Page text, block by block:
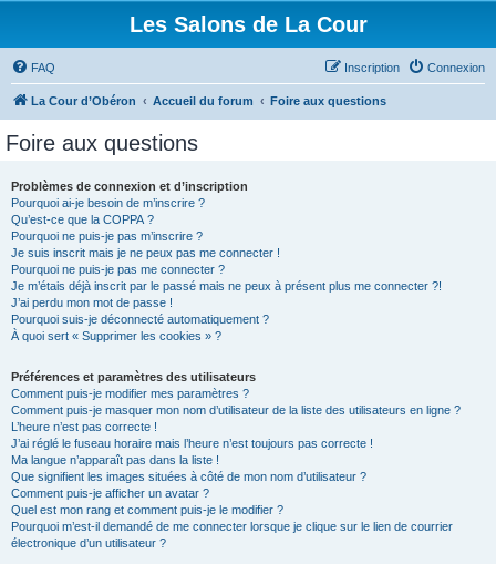
Les Salons de La Cour
FAQ Connexion
Inscription
La Cour d’Obéron Accueil du forum Foire aux questions
Foire aux questions
Problèmes de connexion et d’inscription
Pourquoi ai-je besoin de m’inscrire ?
Qu’est-ce que la COPPA ?
Pourquoi ne puis-je pas m’inscrire ?
Je suis inscrit mais je ne peux pas me connecter !
Pourquoi ne puis-je pas me connecter ?
Je m’étais déjà inscrit par le passé mais ne peux à présent plus me connecter ?!
J’ai perdu mon mot de passe !
Pourquoi suis-je déconnecté automatiquement ?
À quoi sert « Supprimer les cookies » ?
Préférences et paramètres des utilisateurs
Comment puis-je modifier mes paramètres ?
Comment puis-je masquer mon nom d’utilisateur de la liste des utilisateurs en ligne ?
L’heure n’est pas correcte !
J’ai réglé le fuseau horaire mais l’heure n’est toujours pas correcte !
Ma langue n’apparaît pas dans la liste !
Que signifient les images situées à côté de mon nom d’utilisateur ?
Comment puis-je afficher un avatar ?
Quel est mon rang et comment puis-je le modifier ?
Pourquoi m’est-il demandé de me connecter lorsque je clique sur le lien de courrier
électronique d’un utilisateur ?